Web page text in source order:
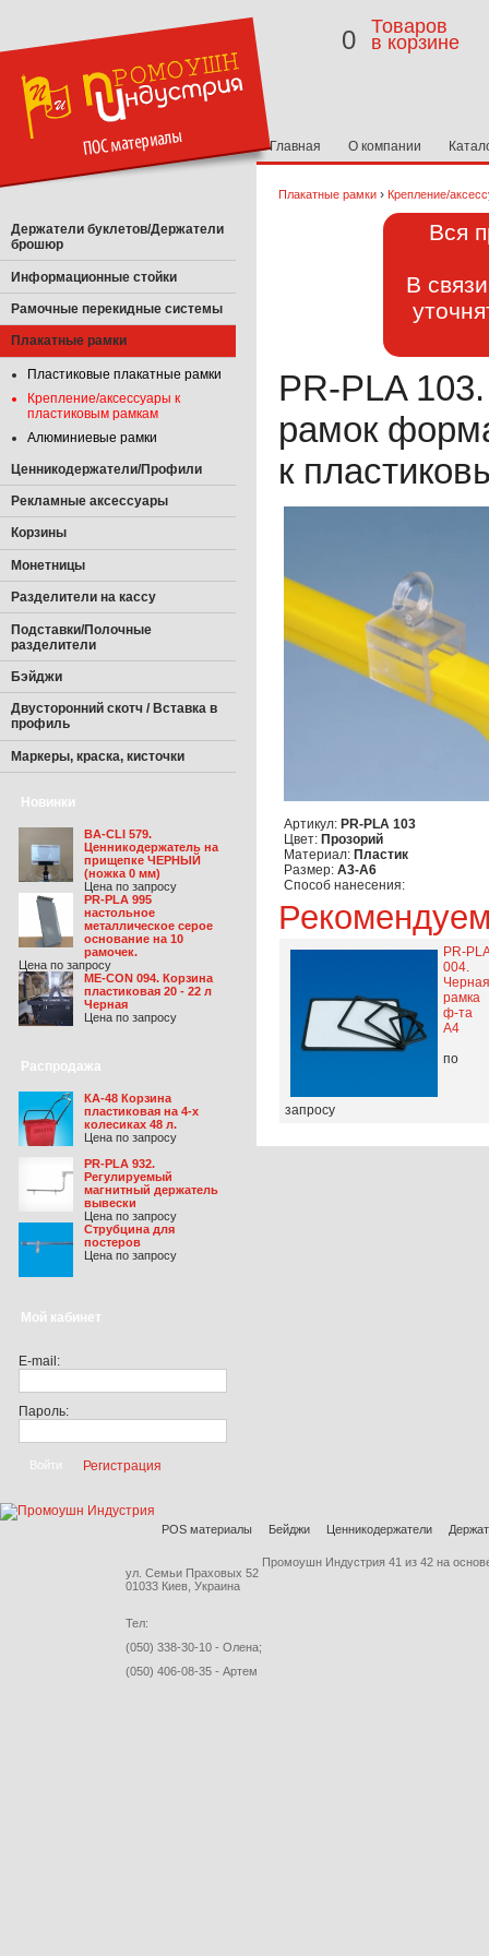
Держатели буклетов/Держатели
брошюр
Информационные стойки
Рамочные перекидные системы
Плакатные рамки
Пластиковые плакатные рамки
Крепление/аксессуары к
пластиковым рамкам
Алюминиевые рамки
Ценникодержатели/Профили
Рекламные аксессуары
Корзины
Монетницы
Разделители на кассу
Подставки/Полочные
разделители
Бэйджи
Двусторонний скотч / Вставка в
профиль
Маркеры, краска, кисточки
Новинки
BA-CLI 579.
Ценникодержатель на
прищепке ЧЕРНЫЙ
(ножка 0 мм)
Цена по запросу
PR-PLA 995
настольное
металлическое серое
основание на 10
рамочек.
Цена по запросу
ME-CON 094. Корзина
пластиковая 20 - 22 л
Черная
Цена по запросу
Распродажа
КА-48 Корзина
пластиковая на 4-х
колесиках 48 л.
Цена по запросу
PR-PLA 932.
Регулируемый
магнитный держатель
вывески
Цена по запросу
Струбцина для
постеров
Цена по запросу
Мой кабинет
E-mail:
Пароль:
Регистрация
0 Товаров
в корзине
Главная О компании
Плакатные рамки › Крепление/
Вся
В
PR-PLA
рамок
к
Артикул: PR-PLA 103
Цвет: Прозорий
Материал: Пластик
Размер:А3-А6
Способ нанесения:
PR-
004.
рамка
ф-та
А4
по
запросу
POS материалы Бейджи Ценникодержатели
ул. Семьи Праховых 52
01033 Киев, Украина
Тел:
(050) 338-30-10 - Олена;
(050) 406-08-35 - Артем
Промоушн Индустрия 41 из 42 на